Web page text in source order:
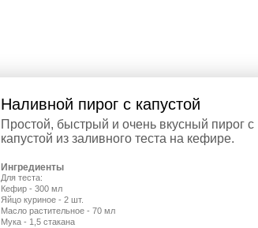
Наливной пирог с капустой
Простой, быстрый и очень вкусный пирог с
капустой из заливного теста на кефире.
Ингредиенты
Для теста:
Кефир - 300 мл
Яйцо куриное - 2 шт.
Масло растительное - 70 мл
Мука - 1,5 стакана